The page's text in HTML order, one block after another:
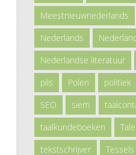
Meestnieuwnederlands
Nederlands
Nederlandse literatuur
pils
Polen politiek
SEO
siem
taalkundeboeken
tekstschrijver
Tessels